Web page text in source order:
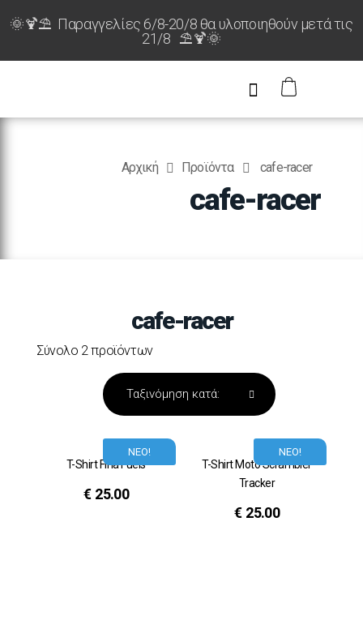
🌞🍹⛱️ Παραγγελίες 6/8-20/8 θα υλοποιηθούν μετά τις
21/8 ⛱️🍹🌞
Αρχική Προϊόντα cafe-racer
cafe-racer
cafe-racer
Σύνολο 2 προϊόντων
ΝΕΟ!
T-Shirt Fina Fuels
€ 25.00
ΝΕΟ!
T-Shirt Moto Scrambler
Tracker
€ 25.00